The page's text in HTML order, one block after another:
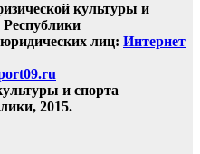
культуры и
Республики
лиц: Интернет
и спорта
2015.